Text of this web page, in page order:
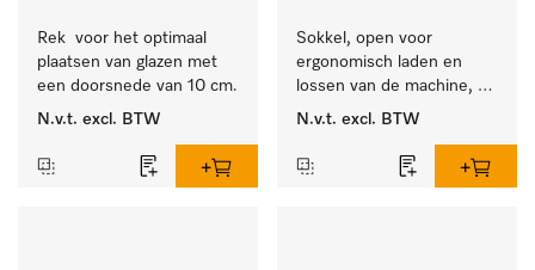
Rek  voor het optimaal
plaatsen van glazen met
een doorsnede van 10 cm.
N.v.t. excl. BTW
Sokkel, open voor
ergonomisch laden en
lossen van de machine,
hoogte 400 mm.
N.v.t. excl. BTW